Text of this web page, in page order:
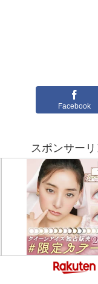
Facebook
スポンサーリ